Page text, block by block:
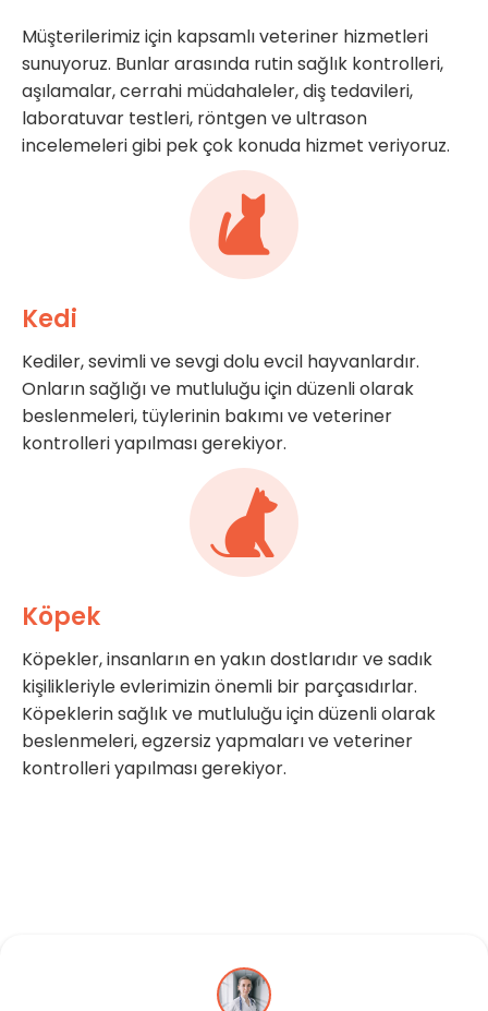
Müşterilerimiz için kapsamlı veteriner hizmetleri
sunuyoruz. Bunlar arasında rutin sağlık kontrolleri,
aşılamalar, cerrahi müdahaleler, diş tedavileri,
laboratuvar testleri, röntgen ve ultrason
incelemeleri gibi pek çok konuda hizmet veriyoruz.
Kedi
Kediler, sevimli ve sevgi dolu evcil hayvanlardır.
Onların sağlığı ve mutluluğu için düzenli olarak
beslenmeleri, tüylerinin bakımı ve veteriner
kontrolleri yapılması gerekiyor.
Köpek
Köpekler, insanların en yakın dostlarıdır ve sadık
kişilikleriyle evlerimizin önemli bir parçasıdırlar.
Köpeklerin sağlık ve mutluluğu için düzenli olarak
beslenmeleri, egzersiz yapmaları ve veteriner
kontrolleri yapılması gerekiyor.